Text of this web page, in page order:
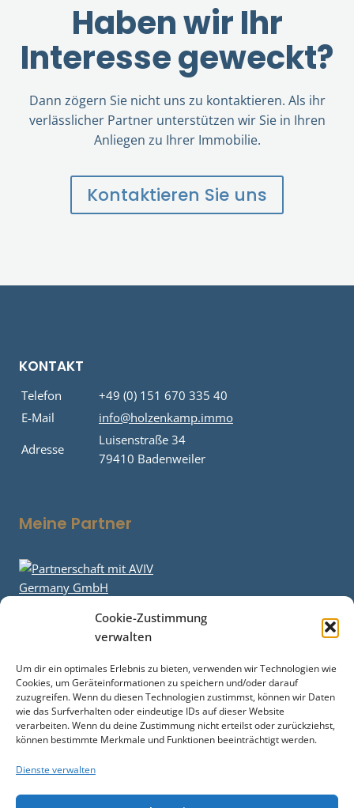
Cookie-Zustimmung
verwalten
Um dir ein optimales Erlebnis zu bieten, verwenden wir Technologien wie
Cookies, um Geräteinformationen zu speichern und/oder darauf
zuzugreifen. Wenn du diesen Technologien zustimmst, können wir Daten
wie das Surfverhalten oder eindeutige IDs auf dieser Website
verarbeiten. Wenn du deine Zustimmung nicht erteilst oder zurückziehst,
können bestimmte Merkmale und Funktionen beeinträchtigt werden.
Dienste verwalten
Haben wir Ihr
Interesse geweckt?
Dann zögern Sie nicht uns zu kontaktieren. Als ihr
verlässlicher Partner unterstützen wir Sie in Ihren
Anliegen zu Ihrer Immobilie.
Kontaktieren Sie uns
KONTAKT
Telefon
+49 (0) 151 670 335 40
E-Mail
info@holzenkamp.immo
Adresse
Luisenstraße 34
79410 Badenweiler
Meine Partner